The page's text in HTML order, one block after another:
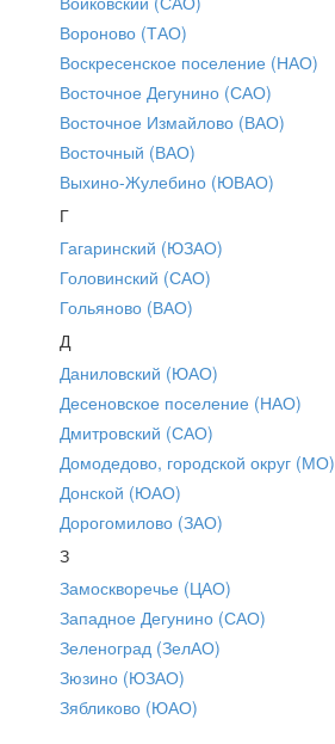
Вороново (ТАО)
Воскресенское поселение (НАО)
Восточное Дегунино (САО)
Восточное Измайлово (ВАО)
Восточный (ВАО)
Выхино-Жулебино (ЮВАО)
Г
Гагаринский (ЮЗАО)
Головинский (САО)
Гольяново (ВАО)
Д
Даниловский (ЮАО)
Десеновское поселение (НАО)
Дмитровский (САО)
Домодедово, городской округ (МО)
Донской (ЮАО)
Дорогомилово (ЗАО)
З
Замоскворечье (ЦАО)
Западное Дегунино (САО)
Зеленоград (ЗелАО)
Зюзино (ЮЗАО)
Зябликово (ЮАО)